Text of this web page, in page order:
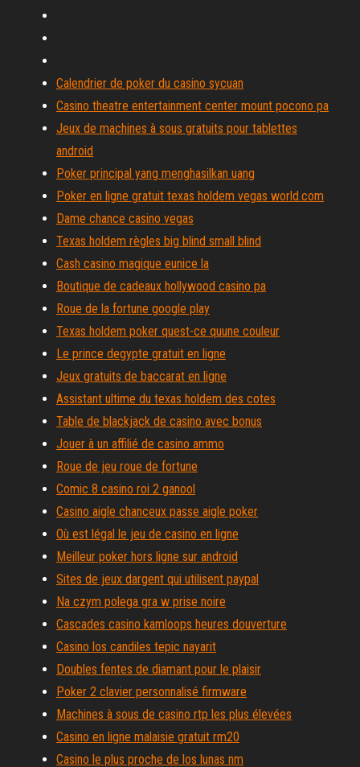
Calendrier de poker du casino sycuan
Casino theatre entertainment center mount pocono pa
Jeux de machines à sous gratuits pour tablettes
android
Poker principal yang menghasilkan uang
Poker en ligne gratuit texas holdem vegas world.com
Dame chance casino vegas
Texas holdem règles big blind small blind
Cash casino magique eunice la
Boutique de cadeaux hollywood casino pa
Roue de la fortune google play
Texas holdem poker quest-ce quune couleur
Le prince degypte gratuit en ligne
Jeux gratuits de baccarat en ligne
Assistant ultime du texas holdem des cotes
Table de blackjack de casino avec bonus
Jouer à un affilié de casino ammo
Roue de jeu roue de fortune
Comic 8 casino roi 2 ganool
Casino aigle chanceux passe aigle poker
Où est légal le jeu de casino en ligne
Meilleur poker hors ligne sur android
Sites de jeux dargent qui utilisent paypal
Na czym polega gra w prise noire
Cascades casino kamloops heures douverture
Casino los candiles tepic nayarit
Doubles fentes de diamant pour le plaisir
Poker 2 clavier personnalisé firmware
Machines à sous de casino rtp les plus élevées
Casino en ligne malaisie gratuit rm20
Casino le plus proche de los lunas nm